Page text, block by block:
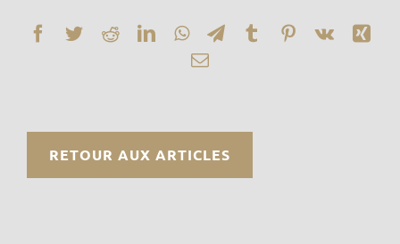
Facebook
TwitterRedditLinkedInWhatsAppTelegram
TumblrPinterest
Vk
Email
RETOUR AUX ARTICLES